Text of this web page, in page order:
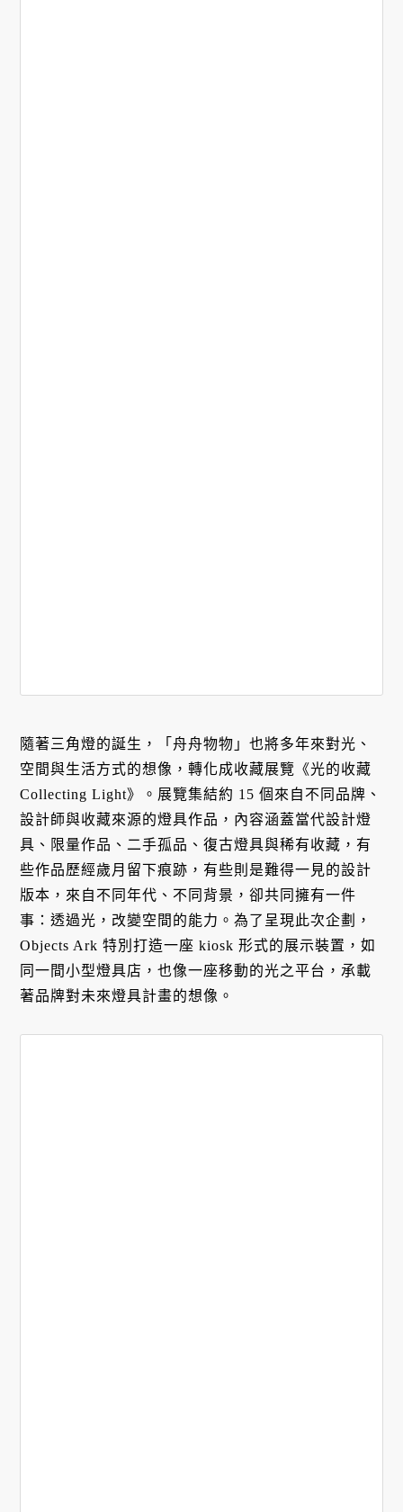
隨著三角燈的誕生，「舟舟物物」也將多年來對光、
空間與生活方式的想像，轉化成收藏展覽《光的收藏
Collecting Light》。展覽集結約 15 個來自不同品牌、
設計師與收藏來源的燈具作品，內容涵蓋當代設計燈
具、限量作品、二手孤品、復古燈具與稀有收藏，有
些作品歷經歲月留下痕跡，有些則是難得一見的設計
版本，來自不同年代、不同背景，卻共同擁有一件
事：透過光，改變空間的能力。為了呈現此次企劃，
Objects Ark 特別打造一座 kiosk 形式的展示裝置，如
同一間小型燈具店，也像一座移動的光之平台，承載
著品牌對未來燈具計畫的想像。